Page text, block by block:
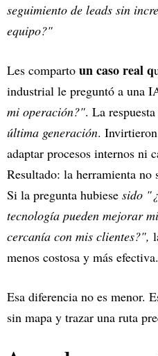
seguimiento de leads sin
equipo?"
Les comparto un caso real q
industrial le preguntó a una
mi operación?". La
última generación.
adaptar procesos internos ni
Resultado: la herramienta no
Si la pregunta hubiese sido
tecnología pueden mejorar
cercanía con mis clientes?",
menos costosa y más efectiva.
Esa diferencia no es menor.
sin mapa y trazar una ruta